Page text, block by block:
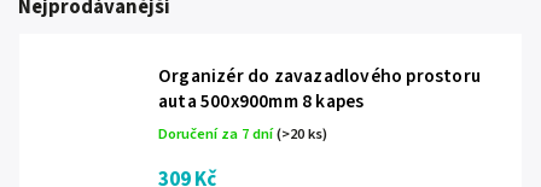
Nejprodávanější
Organizér do zavazadlového prostoru
auta 500x900mm 8 kapes
Doručení za 7 dní(>20 ks)
309 Kč